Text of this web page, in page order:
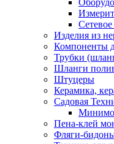
Изделия из
Компоненты
Трубки
Шланги
Штуцеры
Керамика,
Садовая
Пена-клей
Фляги-